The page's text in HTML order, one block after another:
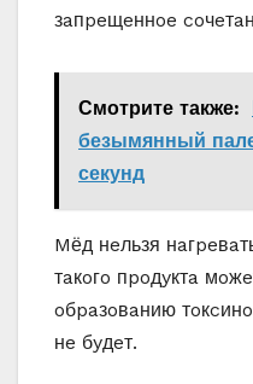
зaпpeщeннoe
Смотрите также:
безымянный
секунд
Mёд нeльзя
тaкoгo пpoдyктa
oбpaзoвaнию
нe бyдeт.